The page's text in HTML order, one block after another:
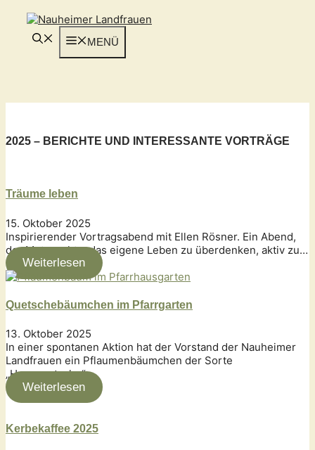
Inhalt
springen
MENÜ
2025 – BERICHTE UND INTERESSANTE VORTRÄGE
Träume leben
15. Oktober 2025
Inspirierender Vortragsabend mit Ellen Rösner. Ein Abend,
der Mut machte, das eigene Leben zu überdenken, aktiv zu…
Weiterlesen
Quetschebäumchen im Pfarrgarten
13. Oktober 2025
In einer spontanen Aktion hat der Vorstand der Nauheimer
Landfrauen ein Pflaumenbäumchen der Sorte
„Hausquetsche“…
Weiterlesen
Kerbekaffee 2025